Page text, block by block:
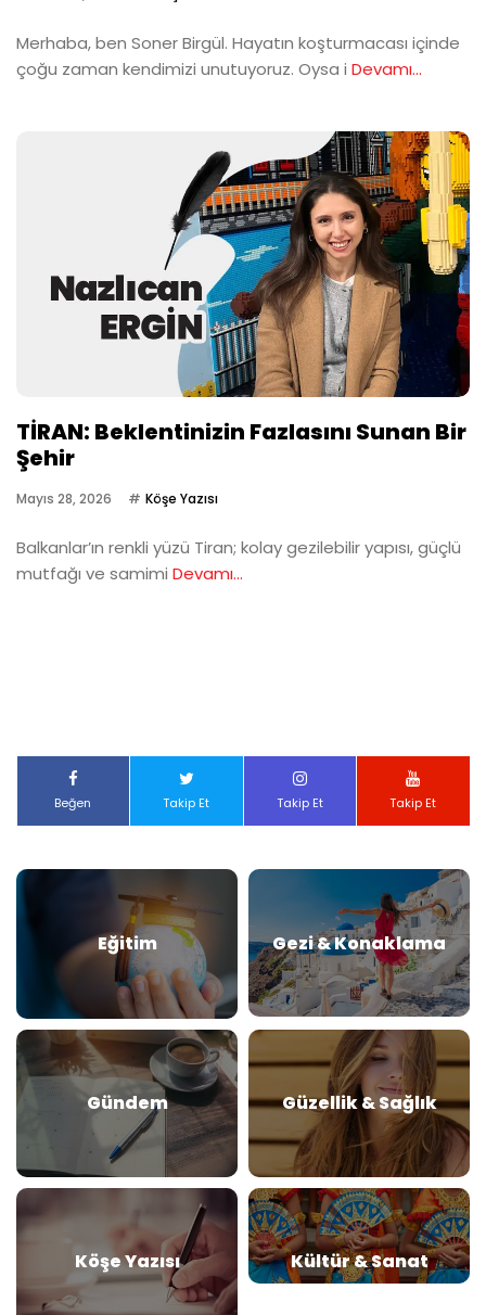
Merhaba, ben Soner Birgül. Hayatın koşturmacası içinde
çoğu zaman kendimizi unutuyoruz. Oysa i Devamı...
TİRAN: Beklentinizin Fazlasını Sunan Bir
Şehir
Mayıs 28, 2026 Köşe Yazısı
Balkanlar’ın renkli yüzü Tiran; kolay gezilebilir yapısı, güçlü
mutfağı ve samimi Devamı...
Beğen Takip Et Takip Et Takip Et
Eğitim Gezi & Konaklama
Gündem Güzellik & Sağlık
Köşe Yazısı Kültür & Sanat